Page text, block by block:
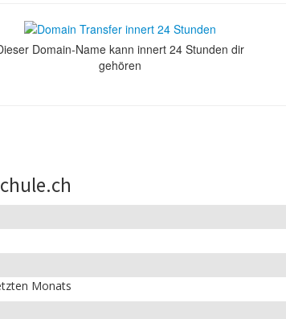
Domain-Name kann innert 24 Stunden dir
gehören
Monats